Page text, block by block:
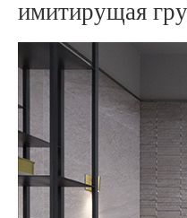
имитирущая